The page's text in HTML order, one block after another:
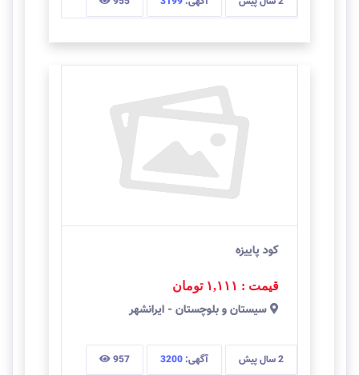
کود پاییزه
قیمت : ۱,۱۱۱ تومان
سيستان و بلوچستان - ایرانشهر
2 سال پیش آگهی:3200
957